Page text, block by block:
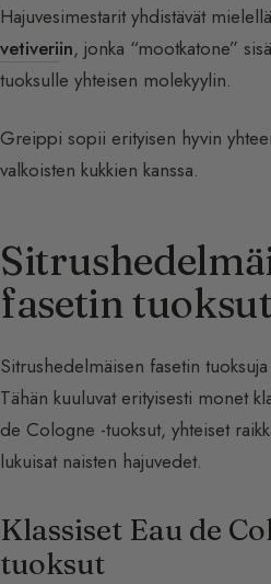
Hajuvesimestarit yhdistävät
vetiveriin, jonka “mootkatone”
tuoksulle yhteisen molekyylin.
Greippi sopii erityisen hyvin
valkoisten kukkien kanssa.
fasetin tuoksut
Sitrushedelmäisen fasetin
Tähän kuuluvat erityisesti monet
de Cologne -tuoksut, yhteiset
lukuisat naisten hajuvedet.
Klassiset Eau de
tuoksut